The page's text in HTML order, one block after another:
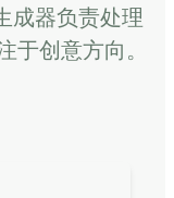
成器负责处理
于创意方向。